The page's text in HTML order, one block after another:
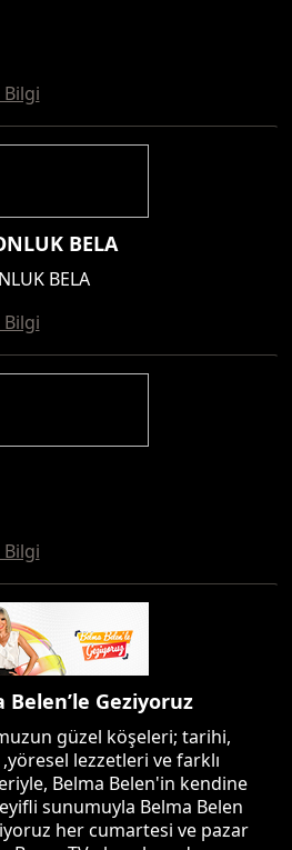
Bilgi
BELA
BELA
Bilgi
Bilgi
Belen’le Geziyoruz
güzel köşeleri; tarihi,
,yöresel lezzetleri ve farklı
Belma Belen'in kendine
sunumuyla Belma Belen
her cumartesi ve pazar